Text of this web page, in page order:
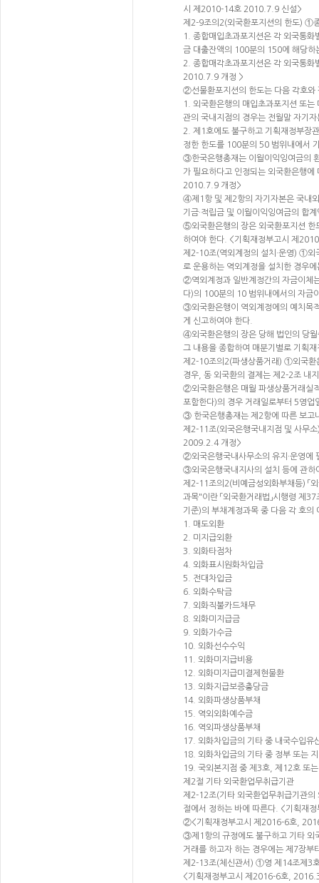
시 제2010-14호 2010.7.9 신설>
제2-9조의2(외국환포지션의 한도) ①
1. 종합매입초과포지션은 각 외국통
금 대출잔액의 100분의 150에 해당하
2. 종합매각초과포지션은 각 외국통
2010.7.9 개정 >
②선물환포지션의 한도는 다음 각호와
1. 외국환은행의 매입초과포지션 또는
관의 국내지점의 경우는 전월말 자기
2. 제1호에도 불구하고 기획재정부장
정한 한도를 100분의 50 범위내에서
③한국은행총재는 이월이익잉여금의
가 필요하다고 인정되는 외국환은행
2010.7.9 개정>
④제1항 및 제2항의 자기자본은 국내외
기금·적립금 및 이월이익잉여금의
⑤외국환은행의 장은 외국환포지션 한
하여야 한다. <기획재정부고시 제
제2-10조(역외계정의 설치·운영) ①외
로 운용하는 역외계정을 설치한 경우
②역외계정과 일반계정간의 자금이체
다)의 100분의 10 범위내에서의 자금
③외국환은행이 역외계정에의 예치목
게 신고하여야 한다.
④외국환은행의 장은 당해 법인의 당
그 내용을 종합하여 매분기별로 기획
제2-10조의2(파생상품거래) ①외국환
경우, 동 외국환의 결제는 제2-2조 내
②외국환은행은 매월 파생상품거래실
포함한다)의 경우 거래일로부터 5영
③ 한국은행총재는 제2항에 따른 보고
제2-11조(외국은행국내지점 및 사무
2009.2.4 개정>
②외국은행국내사무소의 유지·운영
③외국은행국내지사의 설치 등에 관하
제2-11조의2(비예금성외화부채등) 「
과목"이란 「외국환거래법」시행령 제
기준)의 부채계정과목 중 다음 각 호
1. 매도외환
2. 미지급외환
3. 외화타점차
4. 외화표시원화차입금
5. 전대차입금
6. 외화수탁금
7. 외화직불카드채무
8. 외화미지급금
9. 외화가수금
10. 외화선수수익
11. 외화미지급비용
12. 외화미지급미결제현물환
13. 외화지급보증충당금
14. 외화파생상품부채
15. 역외외화예수금
16. 역외파생상품부채
17. 외화차입금의 기타 중 내국수입유
18. 외화차입금의 기타 중 정부 또는
19. 국외본지점 중 제3호, 제12호 또
제2절 기타 외국환업무취급기관
제2-12조(기타 외국환업무취급기관의
절에서 정하는 바에 따른다. <기획재
②<기획재정부고시 제2016-6호,
③제1항의 규정에도 불구하고 기타 외
거래를 하고자 하는 경우에는 제7장
제2-13조(체신관서) ①영 제14조제3호
<기획재정부고시 제2016-6호,